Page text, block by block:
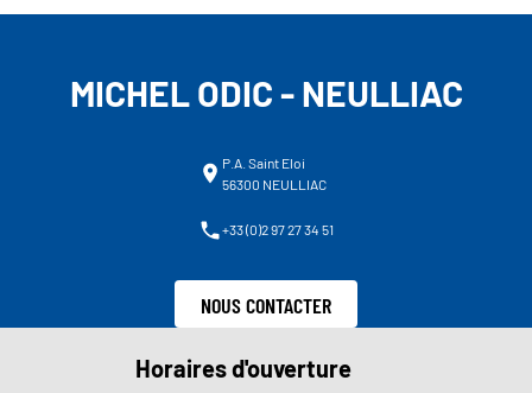
MICHEL ODIC - NEULLIAC
P.A. Saint Eloi
56300 NEULLIAC
+33 (0)2 97 27 34 51
NOUS CONTACTER
Horaires d'ouverture